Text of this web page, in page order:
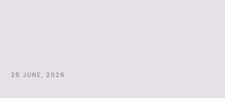
25 JUNE, 2026